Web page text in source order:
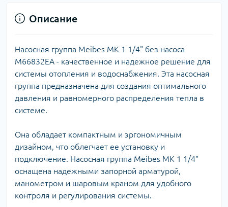
Описание
Насосная группа Meibes MK 1 1/4" без насоса
M66832EA - качественное и надежное решение для
системы отопления и водоснабжения. Эта насосная
группа предназначена для создания оптимального
давления и равномерного распределения тепла в
системе.
Она обладает компактным и эргономичным
дизайном, что облегчает ее установку и
подключение. Насосная группа Meibes MK 1 1/4"
оснащена надежными запорной арматурой,
манометром и шаровым краном для удобного
контроля и регулирования системы.